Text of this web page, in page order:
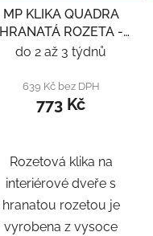
MP KLIKA QUADRA
HRANATÁ ROZETA -
NEREZ
do 2 až 3 týdnů
639 Kč bez DPH
773 Kč
Rozetová klika na
interiérové ​​dveře s
hranatou rozetou je
vyrobena z vysoce